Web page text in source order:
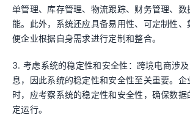
单管理、库存管理、物流跟踪、财务管理、数
能。此外，系统还应具备易用性、可定制性、
便企业根据自身需求进行定制和整合。
3. 考虑系统的稳定性和安全性：跨境电商涉
息，因此系统的稳定性和安全性至关重要。企
时，应考察系统的稳定性和安全性，确保数据
定运行。